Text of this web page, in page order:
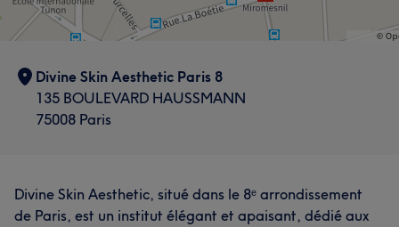
Divine Skin Aesthetic Paris 8
135 BOULEVARD HAUSSMANN
75008 Paris
Divine Skin Aesthetic, situé dans le 8ᵉ arrondissement
de Paris, est un institut élégant et apaisant, dédié aux